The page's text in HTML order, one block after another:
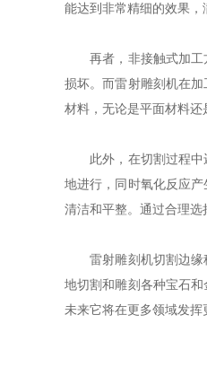
能达到非常精细的效果，
再者，非接触式加工方
损坏。而雷射雕刻机在
材料，无论是平面材料还
此外，在切割过程中还
地进行，同时氧化反应
清洁和平整。通过合理选
雷射雕刻机切割边缘稳
地切割和雕刻各种宝石
未来它将在更多领域发挥